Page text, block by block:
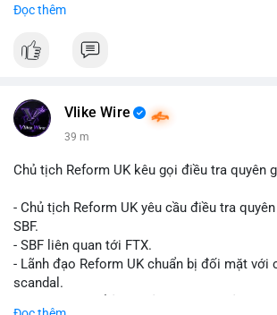
nhà đầu tư trong ngành vật liệu xây dựng và
nhựa polyolefin trong tương lai?
Đọc thêm
Vlike Wire
39 m
Chủ tịch Reform UK kêu gọi điều tra quyên
- Chủ tịch Reform UK yêu cầu điều tra
SBF.
- SBF liên quan tới FTX.
- Lãnh đạo Reform UK chuẩn bị đối mặt với
scandal.